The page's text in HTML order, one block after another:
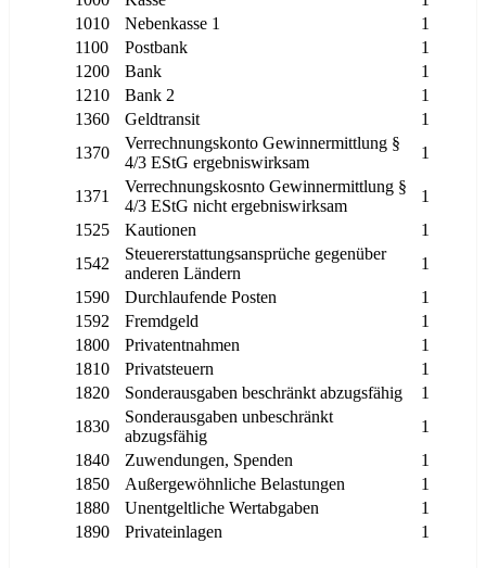
1010
Nebenkasse 1
1
1100
Postbank
1
1200
Bank
1
1210
Bank 2
1
1360
Geldtransit
1
1370
Verrechnungskonto Gewinnermittlung §
4/3 EStG ergebniswirksam
1
1371
Verrechnungskosnto Gewinnermittlung §
4/3 EStG nicht ergebniswirksam
1
1525
Kautionen
1
1542
Steuererstattungsansprüche gegenüber
anderen Ländern
1
1590
Durchlaufende Posten
1
1592
Fremdgeld
1
1800
Privatentnahmen
1
1810
Privatsteuern
1
1820
Sonderausgaben beschränkt abzugsfähig
1
1830
Sonderausgaben unbeschränkt
abzugsfähig
1
1840
Zuwendungen, Spenden
1
1850
Außergewöhnliche Belastungen
1
1880
Unentgeltliche Wertabgaben
1
1890
Privateinlagen 1